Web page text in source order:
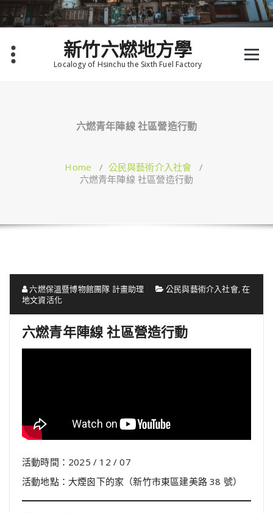
Skip
to
content
新竹六燃地方學
Localogy of Hsinchu the Sixth Fuel Factory
六燃青年陣線 社區營造行動
Home / 公民與藝術介入社會 /
六燃青年陣線 社區營造行動
六燃保溫暨博物館團隊 計畫助理 公民與藝術介入社會,在
地文資活化
六燃青年陣線 社區營造行動
活動時間：2025 / 12 / 07
活動地點：大煙囪下的家（新竹市東區建美路 38 號）